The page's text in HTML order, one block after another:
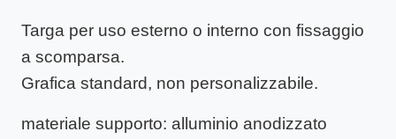
Targa per uso esterno o interno con fissaggio
a scomparsa.
Grafica standard, non personalizzabile.
materiale supporto: alluminio anodizzato